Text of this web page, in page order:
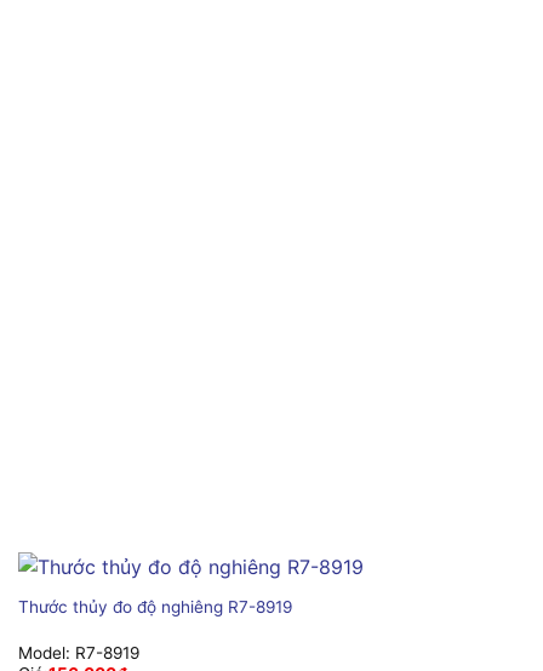
Thước thủy đo độ nghiêng R7-8919
Model: R7-8919